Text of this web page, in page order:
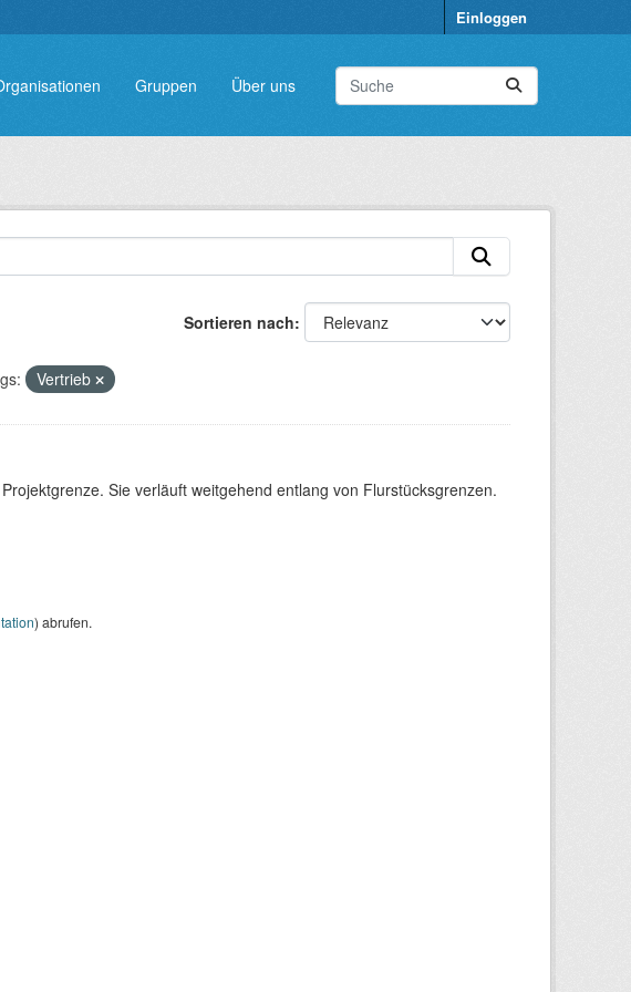
Einloggen
Gruppen Über uns
Sortieren nach
Vertrieb
Sie verläuft weitgehend entlang von Flurstücksgrenzen.
) abrufen.